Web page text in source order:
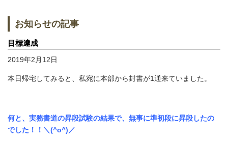
お知らせの記事
目標達成
2019年2月12日
本日帰宅してみると、私宛に本部から封書が1通来ていました。
何と、実務書道の昇段試験の結果で、無事に準初段に昇段したの
でした！！＼(^o^)／